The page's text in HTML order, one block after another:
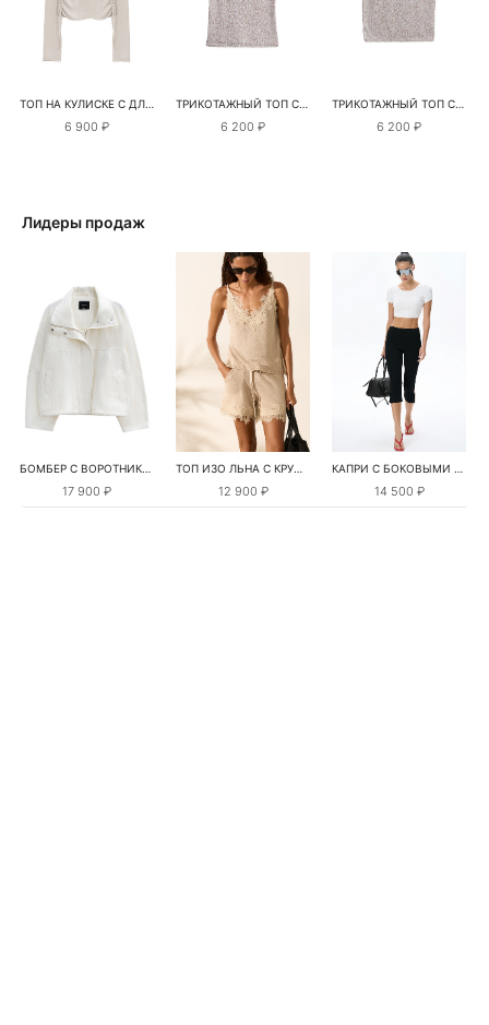
ТОП НА КУЛИСКЕ С ДЛИННЫМ РУКАВОМ
6 900 ₽
ТРИКОТАЖНЫЙ ТОП С АМЕРИКАНСКОЙ ПРОЙМОЙ
6 200 ₽
ТРИКОТАЖНЫЙ ТОП С ПАЙЕТКАМИ
6 200 ₽
Лидеры продаж
БОМБЕР С ВОРОТНИКОМ-СТОЙКОЙ
17 900 ₽
ТОП ИЗО ЛЬНА С КРУЖЕВОМ
12 900 ₽
КАПРИ С БОКОВЫМИ РАЗРЕЗАМИ
14 500 ₽